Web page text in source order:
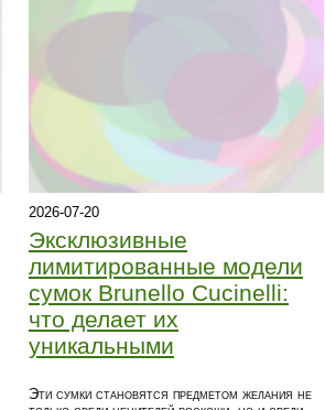
2026-07-20
Эксклюзивные
лимитированные модели
сумок Brunello Cucinelli:
что делает их
уникальными
Эти сумки становятся предметом желания не